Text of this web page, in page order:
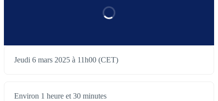
Jeudi 6 mars 2025 à 11h00 (CET)
Environ 1 heure et 30 minutes